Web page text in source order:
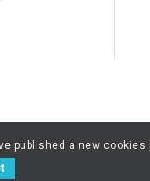
published a new